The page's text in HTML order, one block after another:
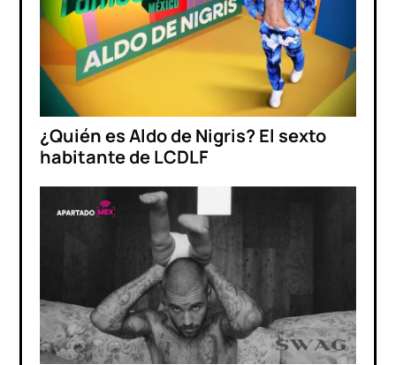
¿Quién es Aldo de Nigris? El sexto
habitante de LCDLF